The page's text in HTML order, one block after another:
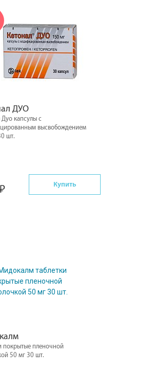
ДУО
Дуо капсулы с
высвобождением
шт.
Купить
покрытые пленочной
50 мг 30 шт.